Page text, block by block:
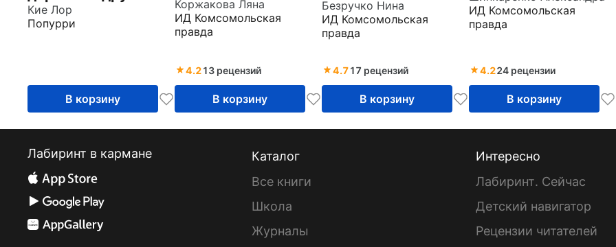
японские десерты
Кие Лор
Попурри
В корзину
авторские торты и
восхитительный
декор
Коржакова Ляна
ИД Комсомольская
правда
4.213 рецензий
В корзину
уютная вышивка и
домашняя выпечка
Безручко Нина
ИД Комсомольская
правда
4.717 рецензий
В корзину
приготовления
ИД Комсомольская
правда
4.224 рецензии
В корзину
Лабиринт в кармане
Каталог
Все книги
Школа
Журналы
Интересно
Лабиринт. Сейчас
Детский навигатор
Рецензии читателей